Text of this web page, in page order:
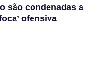
são condenadas a
ofensiva